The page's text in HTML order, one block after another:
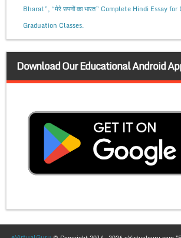
Bharat”, “मेरे सपनों का भारत” Complete Hindi Essay
Graduation Classes.
Download Our Educational Android